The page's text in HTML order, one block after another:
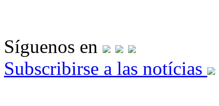
Síguenos en
Subscribirse a las notícias